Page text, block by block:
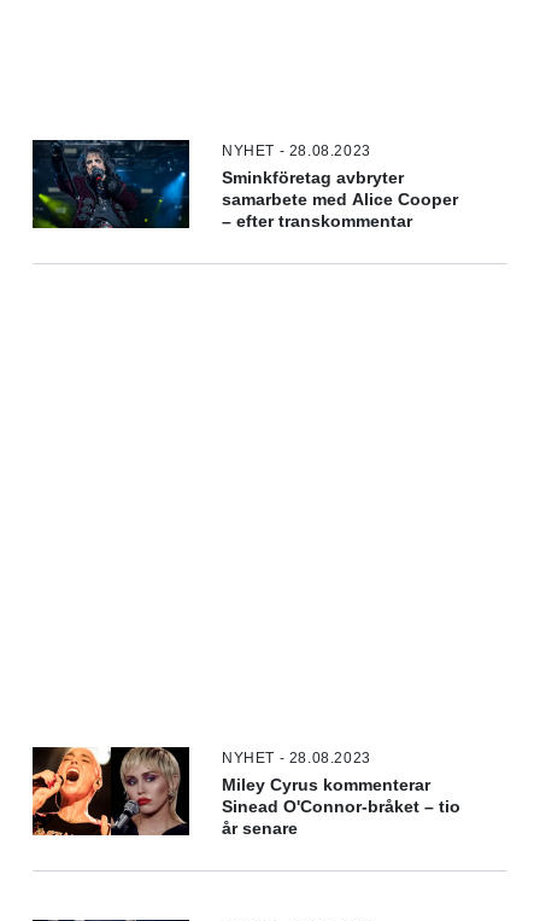
NYHET - 28.08.2023
Sminkföretag avbryter
samarbete med Alice Cooper
– efter transkommentar
NYHET - 28.08.2023
Miley Cyrus kommenterar
Sinead O'Connor-bråket – tio
år senare